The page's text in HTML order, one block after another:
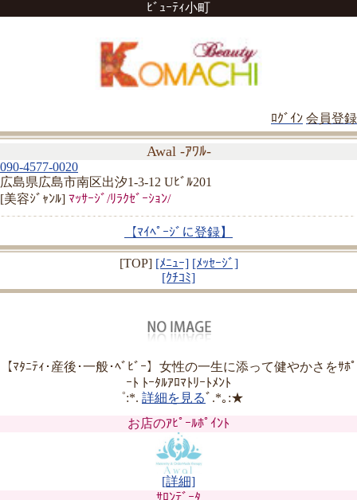
ﾋﾞｭｰﾃｨ小町
ﾛｸﾞｲﾝ 会員登録
Awal -ｱﾜﾙ-
090-4577-0020
広島県広島市南区出汐1-3-12 Uﾋﾞﾙ201
[美容ｼﾞｬﾝﾙ] ﾏｯｻｰｼﾞ/ﾘﾗｸｾﾞｰｼｮﾝ/
【ﾏｲﾍﾟｰｼﾞに登録】
[TOP] [ﾒﾆｭｰ] [ﾒｯｾｰｼﾞ]
[ｸﾁｺﾐ]
【ﾏﾀﾆﾃｨ･産後･一般･ﾍﾞﾋﾞｰ】女性の一生に添って健やかさをｻﾎﾟ
ｰﾄ ﾄｰﾀﾙｱﾛﾏﾄﾘｰﾄﾒﾝﾄ
゜:*. 詳細を見るﾞ.*｡:★
お店のｱﾋﾟｰﾙﾎﾟｲﾝﾄ
[詳細]